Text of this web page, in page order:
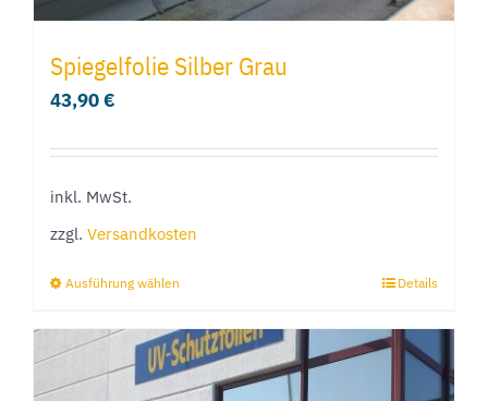
Spiegelfolie Silber Grau
43,90€
inkl. MwSt.
zzgl. Versandkosten
Ausführung wählen
weist
mehrere
Details